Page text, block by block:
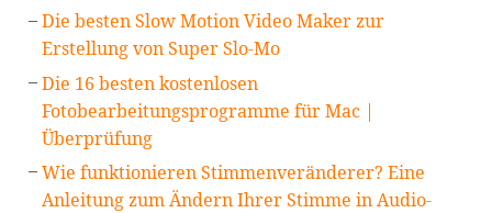
Die besten Slow Motion Video Maker zur
Erstellung von Super Slo-Mo
Die 16 besten kostenlosen
Fotobearbeitungsprogramme für Mac |
Überprüfung
Wie funktionieren Stimmenveränderer? Eine
Anleitung zum Ändern Ihrer Stimme in Audio-